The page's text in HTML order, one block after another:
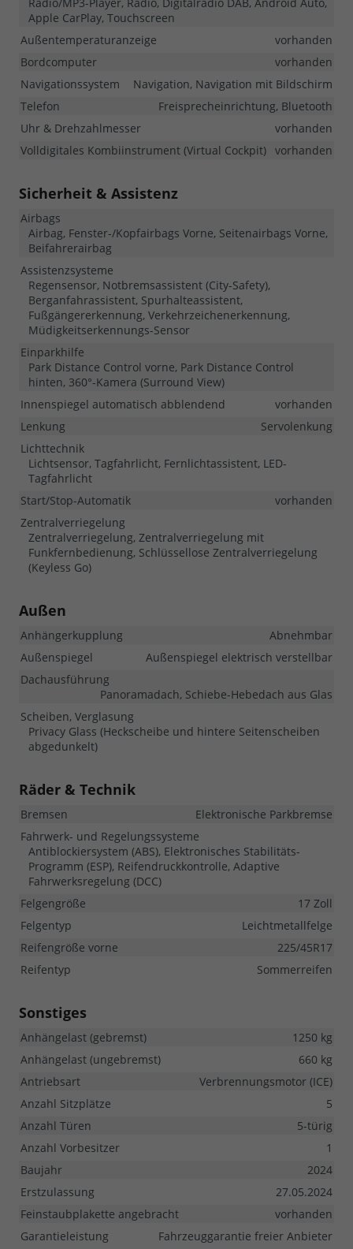
Apple CarPlay, Touchscreen
Außentemperaturanzeige
vorhanden
Bordcomputer
vorhanden
Navigationssystem
Navigation, Navigation mit Bildschirm
Telefon
Freisprecheinrichtung, Bluetooth
Uhr & Drehzahlmesser
vorhanden
Volldigitales Kombiinstrument (Virtual Cockpit) vorhanden
Sicherheit & Assistenz
Airbags
Airbag, Fenster-/Kopfairbags Vorne, Seitenairbags Vorne,
Beifahrerairbag
Assistenzsysteme
Regensensor, Notbremsassistent (City-Safety),
Berganfahrassistent, Spurhalteassistent,
Fußgängererkennung, Verkehrzeichenerkennung,
Müdigkeitserkennungs-Sensor
Einparkhilfe
Park Distance Control vorne, Park Distance Control
hinten, 360°-Kamera (Surround View)
Innenspiegel automatisch abblendend
vorhanden
Lenkung
Servolenkung
Lichttechnik
Lichtsensor, Tagfahrlicht, Fernlichtassistent, LED-
Tagfahrlicht
Start/Stop-Automatik
vorhanden
Zentralverriegelung
Zentralverriegelung, Zentralverriegelung mit
Funkfernbedienung, Schlüssellose Zentralverriegelung
(Keyless Go)
Außen
Anhängerkupplung
Abnehmbar
Außenspiegel
Außenspiegel elektrisch verstellbar
Dachausführung
Panoramadach, Schiebe-Hebedach aus Glas
Scheiben, Verglasung
Privacy Glass (Heckscheibe und hintere Seitenscheiben
abgedunkelt)
Räder & Technik
Bremsen
Elektronische Parkbremse
Fahrwerk- und Regelungssysteme
Antiblockiersystem (ABS), Elektronisches Stabilitäts-
Programm (ESP), Reifendruckkontrolle, Adaptive
Fahrwerksregelung (DCC)
Felgengröße
17 Zoll
Felgentyp
Leichtmetallfelge
Reifengröße vorne
225/45R17
Reifentyp
Sommerreifen
Sonstiges
Anhängelast (gebremst)
1250 kg
Anhängelast (ungebremst)
660 kg
Antriebsart
Verbrennungsmotor (ICE)
Anzahl Sitzplätze
5
Anzahl Türen
5-türig
Anzahl Vorbesitzer
1
Baujahr
2024
Erstzulassung
27.05.2024
Feinstaubplakette angebracht
vorhanden
Garantieleistung
Fahrzeuggarantie freier Anbieter